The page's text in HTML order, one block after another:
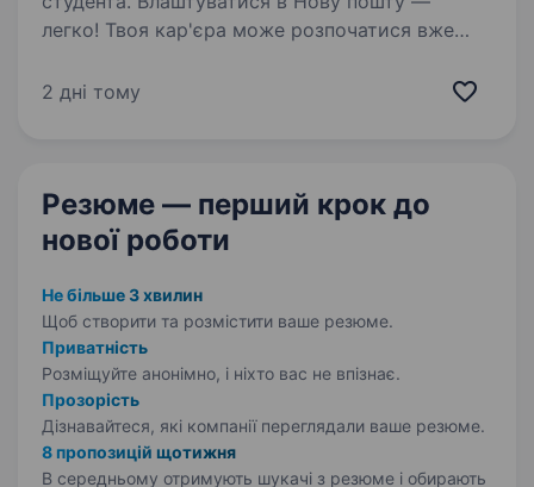
легко! Твоя кар'єра може розпочатися вже
комплектувальника замовлень. Ти шукаєш?
2 дні тому
Резюме — перший крок до
нової роботи
Не більше 3 хвилин
Щоб створити та розмістити ваше резюме.
Приватність
Розміщуйте анонімно, і ніхто вас не впізнає.
Прозорість
Дізнавайтеся, які компанії переглядали ваше резюме.
8 пропозицій щотижня
В середньому отримують шукачі з резюме і обирають